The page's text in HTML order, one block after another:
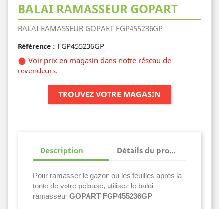
BALAI RAMASSEUR GOPART
BALAI RAMASSEUR GOPART FGP455236GP
Référence : FGP455236GP
 Voir prix en magasin dans notre réseau de
revendeurs.
TROUVEZ VOTRE MAGASIN
Description Détails du produit
Pour ramasser le gazon ou les feuilles après la
tonte de votre pelouse, utilisez le balai
ramasseur GOPART FGP455236GP.